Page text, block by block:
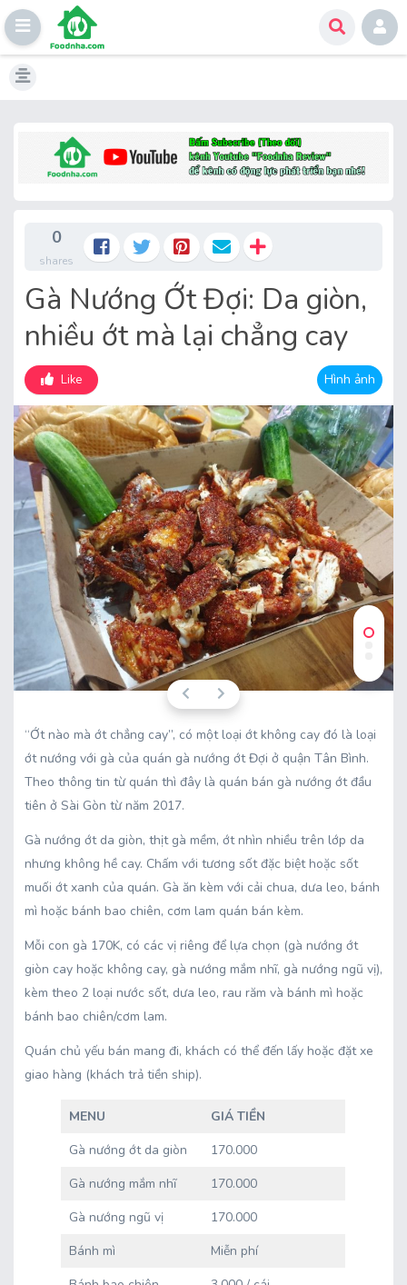
0
shares
Gà Nướng Ớt Đợi: Da giòn,
nhiều ớt mà lại chẳng cay
Like Hình ảnh
“Ớt nào mà ớt chẳng cay”, có một loại ớt không cay đó là loại
ớt nướng với gà của quán gà nướng ớt Đợi ở quận Tân Bình.
Theo thông tin từ quán thì đây là quán bán gà nướng ớt đầu
tiên ở Sài Gòn từ năm 2017.
Gà nướng ớt da giòn, thịt gà mềm, ớt nhìn nhiều trên lớp da
nhưng không hề cay. Chấm với tương sốt đặc biệt hoặc sốt
muối ớt xanh của quán. Gà ăn kèm với cải chua, dưa leo, bánh
mì hoặc bánh bao chiên, cơm lam quán bán kèm.
Mỗi con gà 170K, có các vị riêng để lựa chọn (gà nướng ớt
giòn cay hoặc không cay, gà nướng mắm nhĩ, gà nướng ngũ vị),
kèm theo 2 loại nước sốt, dưa leo, rau răm và bánh mì hoặc
bánh bao chiên/cơm lam.
Quán chủ yếu bán mang đi, khách có thể đến lấy hoặc đặt xe
giao hàng (khách trả tiền ship).
MENU
GIÁ TIỀN
Gà nướng ớt da giòn
170.000
Gà nướng mắm nhĩ
170.000
Gà nướng ngũ vị
170.000
Bánh mì
Miễn phí